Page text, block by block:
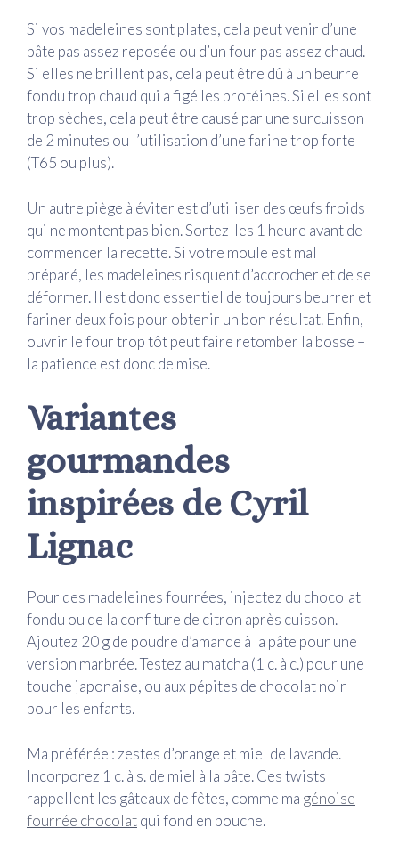
Si vos madeleines sont plates, cela peut venir d’une
pâte pas assez reposée ou d’un four pas assez chaud.
Si elles ne brillent pas, cela peut être dû à un beurre
fondu trop chaud qui a figé les protéines. Si elles sont
trop sèches, cela peut être causé par une surcuisson
de 2 minutes ou l’utilisation d’une farine trop forte
(T65 ou plus).
Un autre piège à éviter est d’utiliser des œufs froids
qui ne montent pas bien. Sortez-les 1 heure avant de
commencer la recette. Si votre moule est mal
préparé, les madeleines risquent d’accrocher et de se
déformer. Il est donc essentiel de toujours beurrer et
fariner deux fois pour obtenir un bon résultat. Enfin,
ouvrir le four trop tôt peut faire retomber la bosse –
la patience est donc de mise.
Variantes
gourmandes
inspirées de Cyril
Lignac
Pour des madeleines fourrées, injectez du chocolat
fondu ou de la confiture de citron après cuisson.
Ajoutez 20 g de poudre d’amande à la pâte pour une
version marbrée. Testez au matcha (1 c. à c.) pour une
touche japonaise, ou aux pépites de chocolat noir
pour les enfants.
Ma préférée : zestes d’orange et miel de lavande.
Incorporez 1 c. à s. de miel à la pâte. Ces twists
rappellent les gâteaux de fêtes, comme ma génoise
fourrée chocolatqui fond en bouche.